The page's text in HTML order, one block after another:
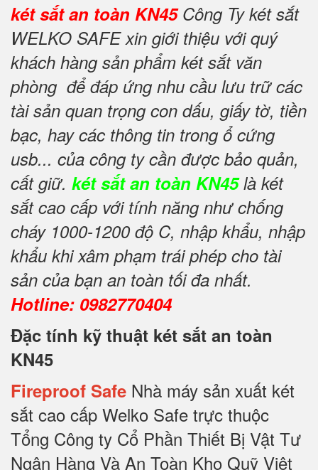
két sắt an toàn KN45Công Ty két sắt
WELKO SAFE xin giới thiệu với quý
khách hàng sản phẩm két sắt văn
phòng để đáp ứng nhu cầu lưu trữ các
tài sản quan trọng con dấu, giấy tờ, tiền
bạc, hay các thông tin trong ổ cứng
usb... của công ty cần được bảo quản,
cất giữ. két sắt an toàn KN45là két
sắt cao cấp với tính năng như chống
cháy 1000-1200 độ C, nhập khẩu, nhập
khẩu khi xâm phạm trái phép cho tài
sản của bạn an toàn tối đa nhất.
Hotline: 0982770404
Đặc tính kỹ thuật két sắt an toàn
KN45
Fireproof Safe Nhà máy sản xuất két
sắt cao cấp Welko Safe trực thuộc
Tổng Công ty Cổ Phần Thiết Bị Vật Tư
Ngân Hàng Và An Toàn Kho Quỹ Việt